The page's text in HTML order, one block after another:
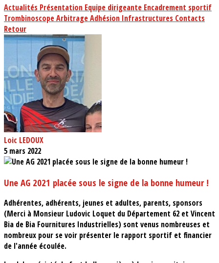
Actualités Présentation Equipe dirigeante Encadrement sportif
TrombinoscopeArbitrageAdhésion Infrastructures Contacts
Retour
Loic LEDOUX
5 mars 2022
Une AG 2021 placée sous le signe de la bonne humeur !
Adhérentes, adhérents, jeunes et adultes, parents, sponsors
(Merci à Monsieur Ludovic Loquet du Département 62 et Vincent
Bia de Bia Fournitures Industrielles) sont venus nombreuses et
nombreux pour se voir présenter le rapport sportif et financier
de l'année écoulée.